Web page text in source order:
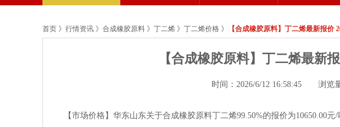
首页 》 行情资讯 》 合成橡胶原料 》 丁二烯 》 丁二烯价格 》 【合成橡胶原料】丁二烯最新报价
【合成橡胶原料】丁二烯最新
时间：2026/6/12 16:58:45 浏览
【市场价格】华东山东关于合成橡胶原料丁二烯99.50%的报价为10650.00